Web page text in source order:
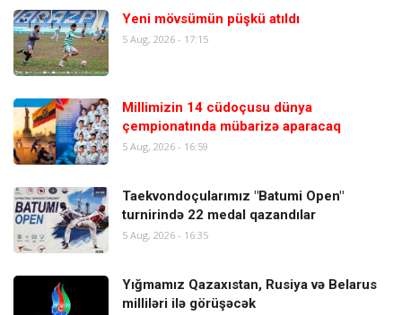
Yeni mövsümün püşkü atıldı
5 Aug, 2026 - 17:15
Millimizin 14 cüdoçusu dünya
çempionatında mübarizə aparacaq
5 Aug, 2026 - 16:59
Taekvondoçularımız "Batumi Open"
turnirində 22 medal qazandılar
5 Aug, 2026 - 16:35
Yığmamız Qazaxıstan, Rusiya və Belarus
milliləri ilə görüşəcək